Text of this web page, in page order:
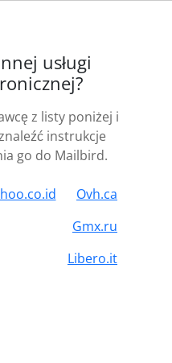
usługi
z listy poniżej i
instrukcje
go do Mailbird.
Ovh.ca
Gmx.ru
Libero.it